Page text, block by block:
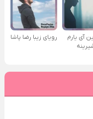
آی یارم
رویای زیبا رضا پاشا